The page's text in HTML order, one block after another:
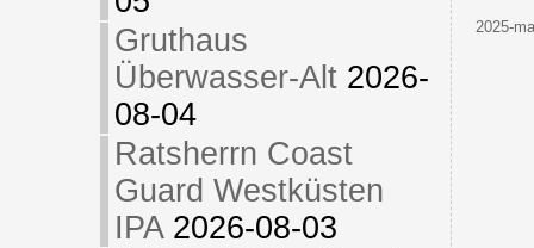
Gruthaus
Überwasser-Alt 2026-
08-04
Ratsherrn Coast
Guard Westküsten
IPA 2026-08-03
2025-